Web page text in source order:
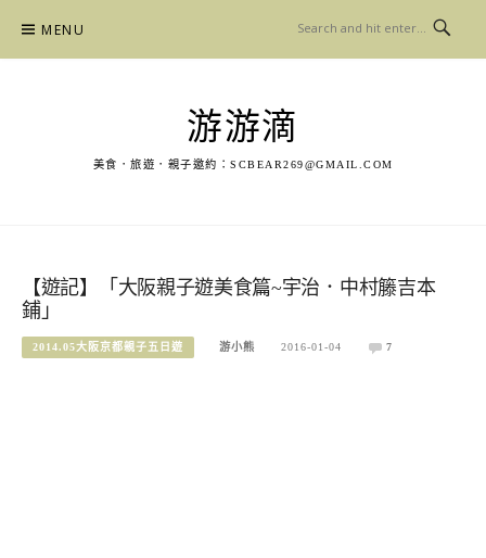
content
MENU
游游滴
美食．旅遊．親子邀約： SCBEAR269@GMAIL.COM
【遊記】「大阪親子遊美食篇~宇治．中村籐吉本
鋪」
2014.05大阪京都親子五日遊 游小熊 2016-01-04 7